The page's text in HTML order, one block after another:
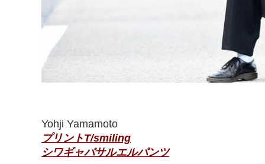
Yohji Yamamoto
プリントT/smiling
シワギャバサルエルパンツ